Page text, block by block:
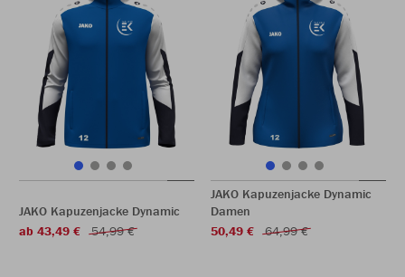
JAKO Kapuzenjacke Dynamic
ab 43,49 €
54,99 €
JAKO Kapuzenjacke Dynamic
Damen
50,49 €
64,99 €